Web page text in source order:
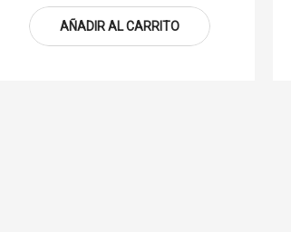
AÑADIR AL CARRITO